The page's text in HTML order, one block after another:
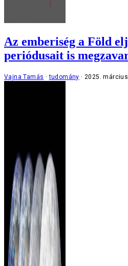
Az emberiség a Föld
periódusait is
Vajna Tamás tudomány 2025.